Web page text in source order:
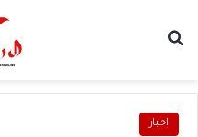
اخبار